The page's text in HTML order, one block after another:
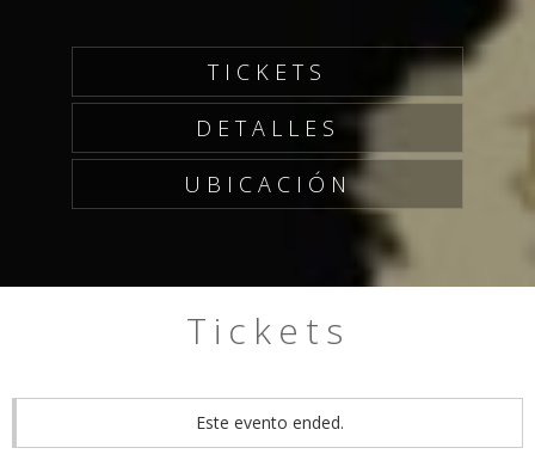
TICKETS
DETALLES
UBICACIÓN
Tickets
Este evento ended.